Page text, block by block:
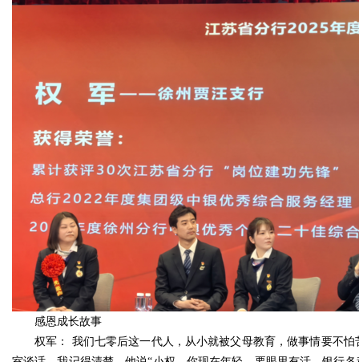
感恩成长故事
权军： 我们七零后这一代人，从小就被父母教育，做事情要不